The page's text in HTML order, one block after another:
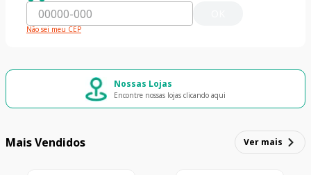
Não sei meu CEP
Nossas Lojas
Encontre nossas lojas clicando aqui
Mais Vendidos Ver mais